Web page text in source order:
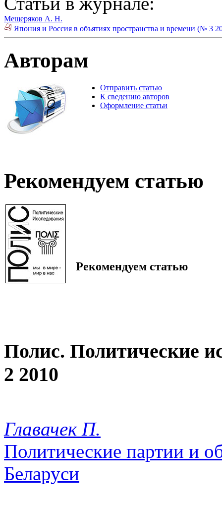
Мещеряков А. Н.
Япония и Россия в объятиях пространства и времени (№ 3
Авторам
Отправить статью
К сведению авторов
Оформление статьи
Рекомендуем статью
Рекомендуем статью
Полис. Политические
2 2010
Главачек П.
Политические партии и
Беларуси